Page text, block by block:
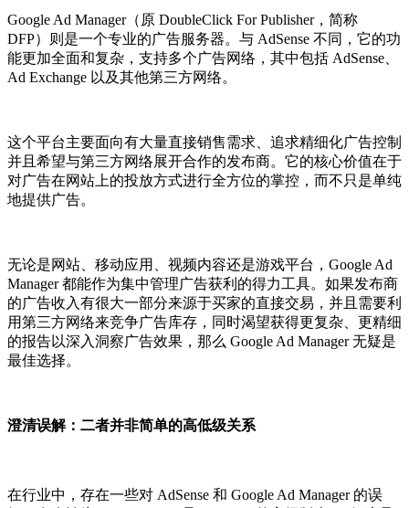
Google Ad Manager（原 DoubleClick For Publisher，简称
DFP）则是一个专业的广告服务器。与 AdSense 不同，它的功
能更加全面和复杂，支持多个广告网络，其中包括 AdSense、
Ad Exchange 以及其他第三方网络。
这个平台主要面向有大量直接销售需求、追求精细化广告控制
并且希望与第三方网络展开合作的发布商。它的核心价值在于
对广告在网站上的投放方式进行全方位的掌控，而不只是单纯
地提供广告。
无论是网站、移动应用、视频内容还是游戏平台，Google Ad
Manager 都能作为集中管理广告获利的得力工具。如果发布商
的广告收入有很大一部分来源于买家的直接交易，并且需要利
用第三方网络来竞争广告库存，同时渴望获得更复杂、更精细
的报告以深入洞察广告效果，那么 Google Ad Manager 无疑是
最佳选择。
澄清误解：二者并非简单的高低级关系
在行业中，存在一些对 AdSense 和 Google Ad Manager 的误